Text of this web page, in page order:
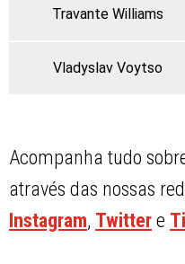
Travante Williams
Vladyslav Voytso
Acompanha tudo
através das nossas
Instagram, Twitter e